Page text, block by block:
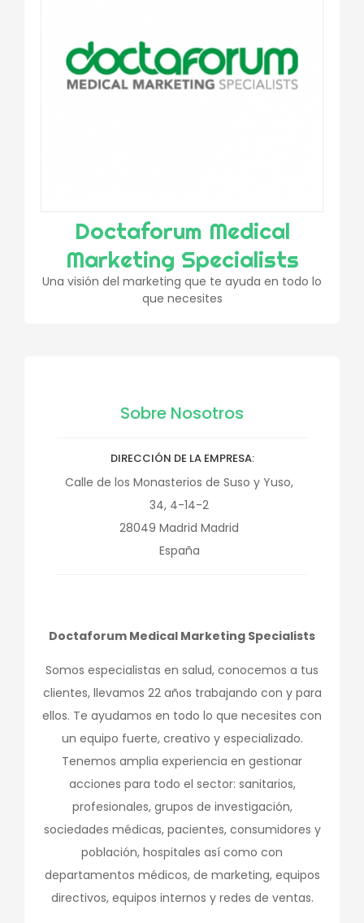
Doctaforum Medical
Marketing Specialists
Una visión del marketing que te ayuda en todo lo
que necesites
Sobre Nosotros
DIRECCIÓN DE LA EMPRESA
Calle de los Monasterios de Suso y Yuso,
34, 4-14-2
28049 Madrid Madrid
España
Doctaforum Medical Marketing Specialists
Somos especialistas en salud, conocemos a tus
clientes, llevamos 22 años trabajando con y para
ellos. Te ayudamos en todo lo que necesites con
un equipo fuerte, creativo y especializado.
Tenemos amplia experiencia en gestionar
acciones para todo el sector: sanitarios,
profesionales, grupos de investigación,
sociedades médicas, pacientes, consumidores y
población, hospitales así como con
departamentos médicos, de marketing, equipos
directivos, equipos internos y redes de ventas.